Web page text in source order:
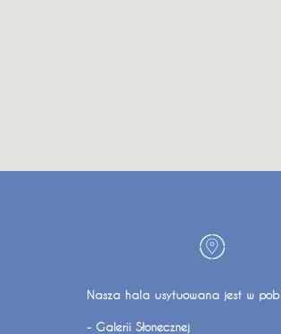
Nasza hala usytuowana jest w
- Galerii Słonecznej